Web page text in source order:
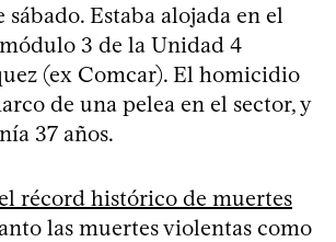
sábado. Estaba alojada en el
3 de la Unidad 4
(ex Comcar). El homicidio
de una pelea en el sector, y
37 años.
récord histórico de muertes
las muertes violentas como